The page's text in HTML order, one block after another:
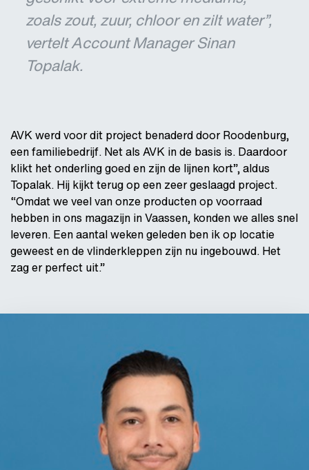
zoals zout, zuur, chloor en zilt water”,
vertelt Account Manager Sinan
Topalak.
AVK werd voor dit project benaderd door Roodenburg,
een familiebedrijf. Net als AVK in de basis is. Daardoor
klikt het onderling goed en zijn de lijnen kort”, aldus
Topalak. Hij kijkt terug op een zeer geslaagd project.
“Omdat we veel van onze producten op voorraad
hebben in ons magazijn in Vaassen, konden we alles snel
leveren. Een aantal weken geleden ben ik op locatie
geweest en de vlinderkleppen zijn nu ingebouwd. Het
zag er perfect uit.”